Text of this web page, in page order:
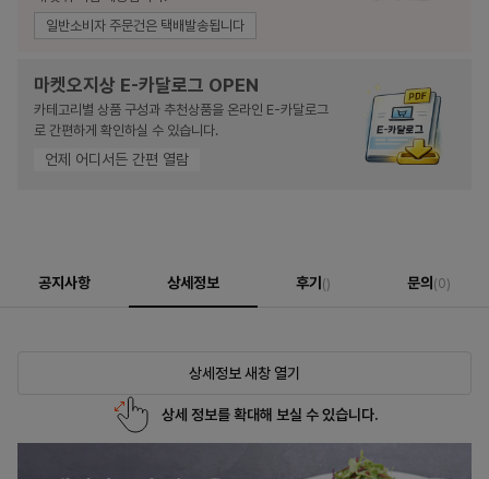
일반소비자 주문건은 택배발송됩니다
마켓오지상 E-카달로그 OPEN
카테고리별 상품 구성과 추천상품을 온라인 E-카달로그
로 간편하게 확인하실 수 있습니다.
언제 어디서든 간편 열람
공지사항 상세정보 후기 () 문의 (0)
상세정보 새창 열기
상세 정보를 확대해 보실 수 있습니다.